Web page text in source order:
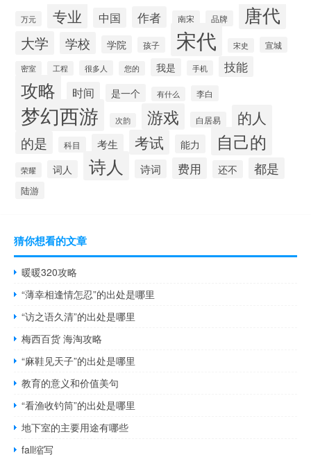
万元 专业 中国 作者 南宋 品牌 唐代
大学 学校 学院 孩子 宋代 宋史 宣城
密室 工程 很多人 您的 我是 手机 技能
攻略 时间 是一个 有什么 李白
梦幻西游 次韵 游戏 白居易 的人
的是 科目 考生 考试 能力 自己的
荣耀 词人 诗人 诗词 费用 还不 都是
陆游
猜你想看的文章
暖暖320攻略
“薄幸相逢情怎忍”的出处是哪里
“访之语久清”的出处是哪里
梅西百货 海淘攻略
“麻鞋见天子”的出处是哪里
教育的意义和价值美句
“看渔收钓筒”的出处是哪里
地下室的主要用途有哪些
fall缩写